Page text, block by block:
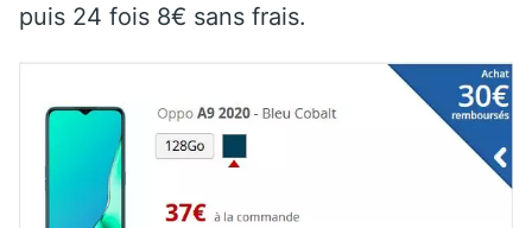
puis 24 fois 8€ sans frais.